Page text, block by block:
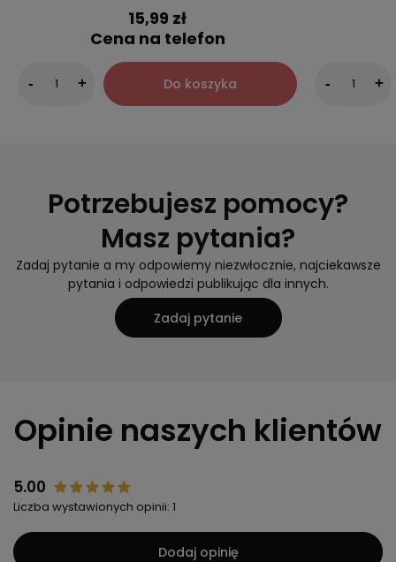
15,99 zł
Cena na telefon
- + Do koszyka - +
Potrzebujesz pomocy?
Masz pytania?
Zadaj pytanie a my odpowiemy niezwłocznie, najciekawsze
pytania i odpowiedzi publikując dla innych.
Zadaj pytanie
Opinie naszych klientów
5.00
Liczba wystawionych opinii: 1
Dodaj opinię